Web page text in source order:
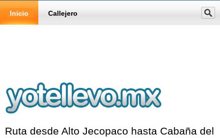
Inicio Callejero
Ruta desde Alto Jecopaco hasta Cabaña del